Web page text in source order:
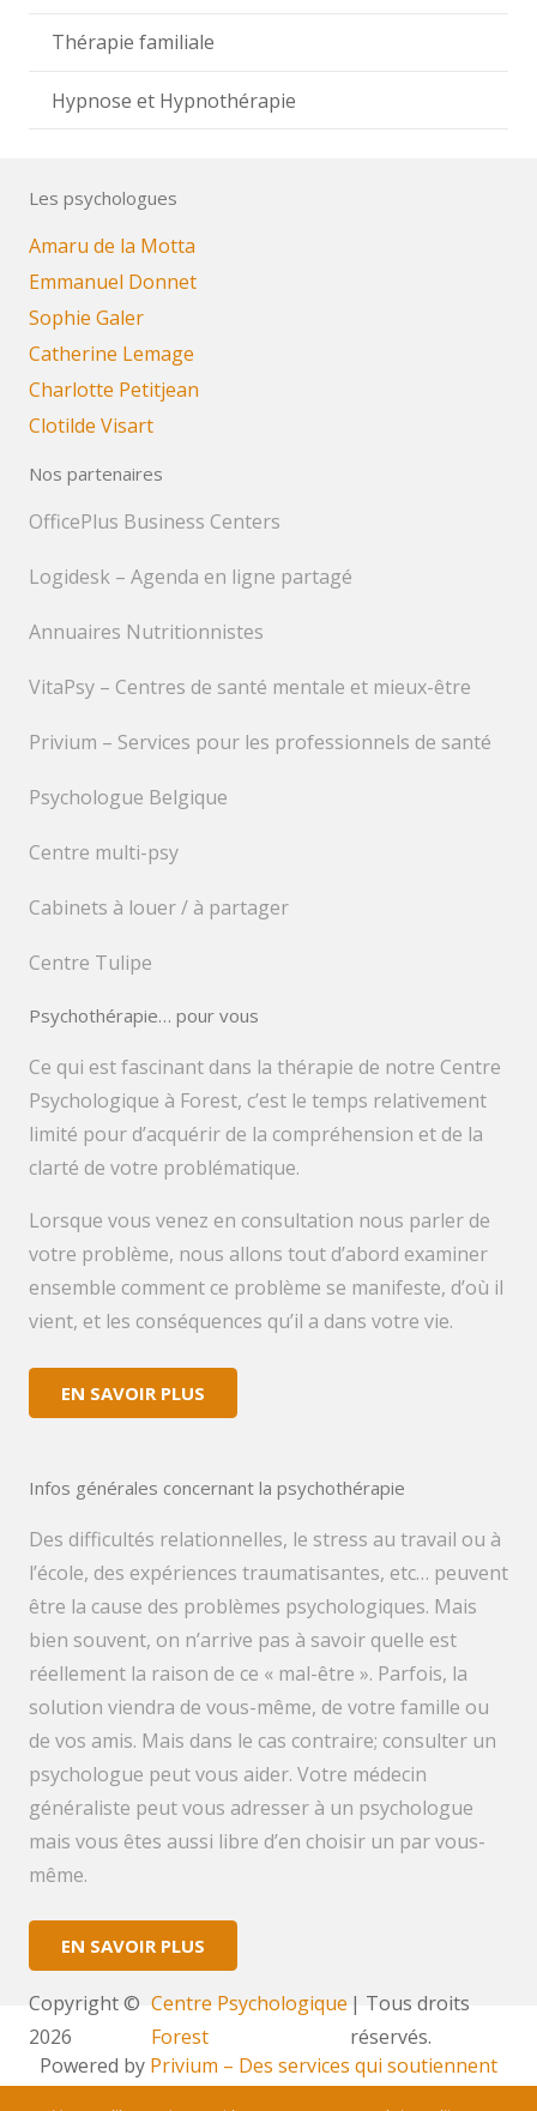
Thérapie familiale
Hypnose et Hypnothérapie
Les psychologues
Amaru de la Motta
Emmanuel Donnet
Sophie Galer
Catherine Lemage
Charlotte Petitjean
Clotilde Visart
Nos partenaires
OfficePlus Business Centers
Logidesk – Agenda en ligne partagé
Annuaires Nutritionnistes
VitaPsy – Centres de santé mentale et mieux-être
Privium – Services pour les professionnels de santé
Psychologue Belgique
Centre multi-psy
Cabinets à louer / à partager
Centre Tulipe
Psychothérapie… pour vous
Ce qui est fascinant dans la thérapie de notre Centre
Psychologique à Forest, c’est le temps relativement
limité pour d’acquérir de la compréhension et de la
clarté de votre problématique.
Lorsque vous venez en consultation nous parler de
votre problème, nous allons tout d’abord examiner
ensemble comment ce problème se manifeste, d’où il
vient, et les conséquences qu’il a dans votre vie.
EN SAVOIR PLUS
Infos générales concernant la psychothérapie
Des difficultés relationnelles, le stress au travail ou à
l’école, des expériences traumatisantes, etc… peuvent
être la cause des problèmes psychologiques. Mais
bien souvent, on n’arrive pas à savoir quelle est
réellement la raison de ce « mal-être ». Parfois, la
solution viendra de vous-même, de votre famille ou
de vos amis. Mais dans le cas contraire; consulter un
psychologue peut vous aider. Votre médecin
généraliste peut vous adresser à un psychologue
mais vous êtes aussi libre d’en choisir un par vous-
même.
EN SAVOIR PLUS
Copyright ©
2026
Centre Psychologique
Forest
| Tous droits
réservés.
Powered by Privium – Des services qui soutiennent